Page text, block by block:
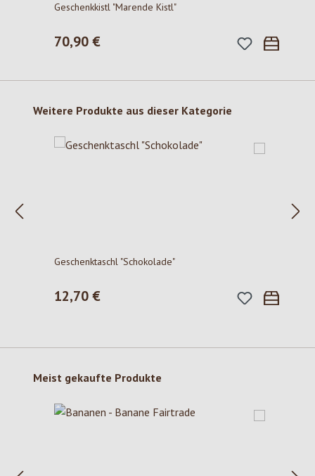
Geschenkkistl "Marende Kistl"
Regulärer Preis:
70,90 €
Produktgalerie überspringen
Weitere Produkte aus dieser Kategorie
Geschenktaschl "Schokolade"
Regulärer Preis:
12,70 €
Produktgalerie überspringen
Meist gekaufte Produkte